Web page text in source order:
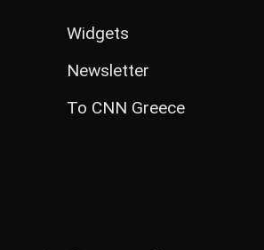
Widgets
Newsletter
Το CNN Greece